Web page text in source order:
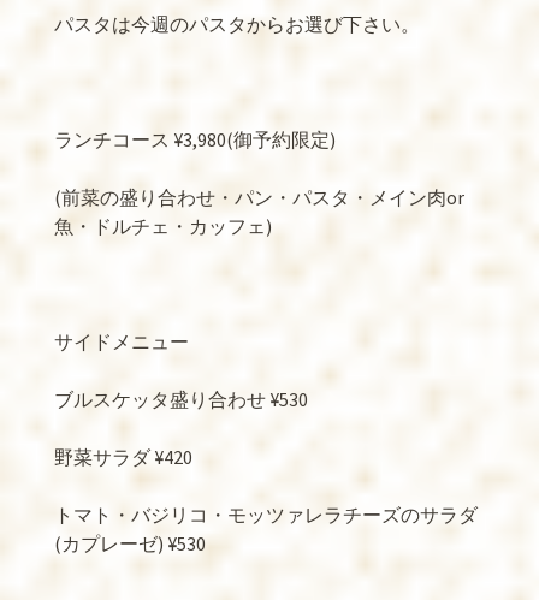
パスタは今週のパスタからお選び下さい。
ランチコース ¥3,980(御予約限定)
(前菜の盛り合わせ・パン・パスタ・メイン肉or
魚・ドルチェ・カッフェ)
サイドメニュー
ブルスケッタ盛り合わせ ¥530
野菜サラダ¥420
トマト・バジリコ・モッツァレラチーズのサラダ
(カプレーゼ) ¥530